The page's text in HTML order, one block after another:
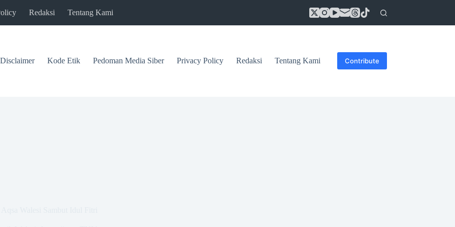
Redaksi Tentang Kami
Disclaimer Kode Etik Pedoman Media Siber Privacy Policy Redaksi Tentang Kami Contribute